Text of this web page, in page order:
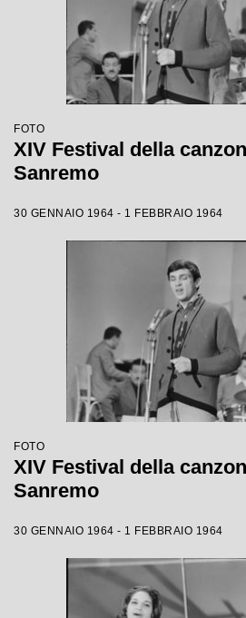
FOTO
XIV Festival della
Sanremo
30 GENNAIO 1964 - 1 FEBBRAIO 1964
FOTO
XIV Festival della
Sanremo
30 GENNAIO 1964 - 1 FEBBRAIO 1964